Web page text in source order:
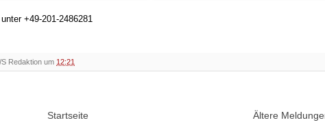
+49-201-2486281
Redaktion um 12:21
Ältere
Startseite